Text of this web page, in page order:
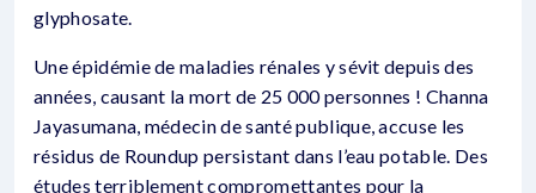
glyphosate.
Une épidémie de maladies rénales y sévit depuis des
années, causant la mort de 25 000 personnes ! Channa
Jayasumana, médecin de santé publique, accuse les
résidus de Roundup persistant dans l’eau potable. Des
études terriblement compromettantes pour la